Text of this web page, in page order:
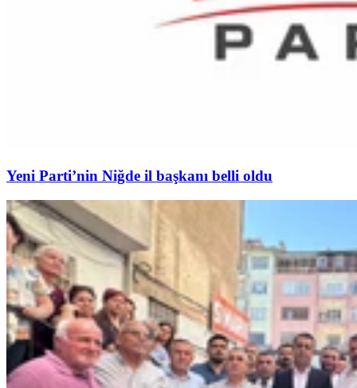
Yeni Parti’nin Niğde il başkanı belli oldu